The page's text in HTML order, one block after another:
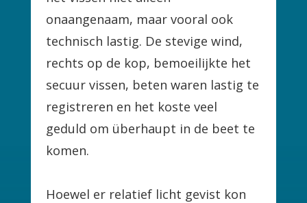
onaangenaam, maar vooral ook
technisch lastig. De stevige wind,
rechts op de kop, bemoeilijkte het
secuur vissen, beten waren lastig te
registreren en het koste veel
geduld om überhaupt in de beet te
komen.
Hoewel er relatief licht gevist kon